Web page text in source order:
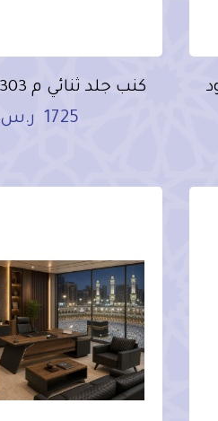
كنب جلد ثنائي م HC-303أسود
1725 ر.س